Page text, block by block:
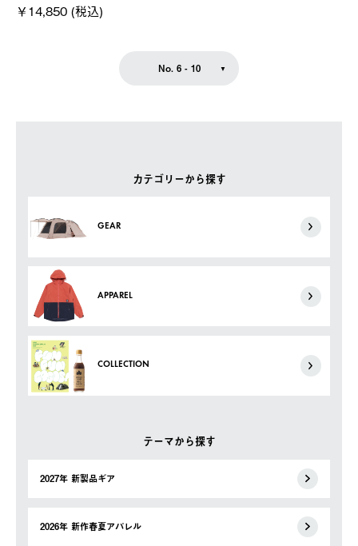
カテゴリーから探す
GEAR
APPAREL
COLLECTION
テーマから探す
2027年 新製品ギア
2026年 新作春夏アパレル
￥14,850 (税込)
No. 6 - 10